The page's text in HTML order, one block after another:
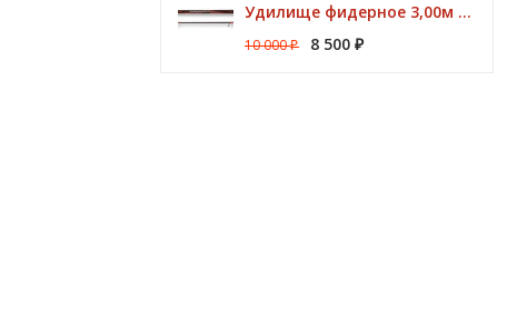
Удилище фидерное 3,00м Argon Feeder MT 50gr Browning
10 000₽ 8 500 ₽